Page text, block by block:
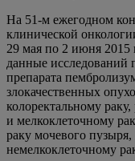
На 51-м ежегодном
клинической
29 мая по 2 июня 2015
данные исследований
препарата
злокачественных
колоректальному
и мелкоклеточному
раку мочевого
немелкоклеточному